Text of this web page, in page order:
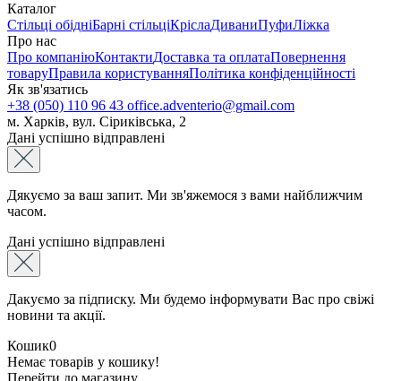
Каталог
Стільці обідніБарні стільціКріслаДиваниПуфиЛіжка
Про нас
Про компаніюКонтактиДоставка та оплатаПовернення
товаруПравила користуванняПолітика конфіденційності
Як зв'язатись
+38 (050) 110 96 43 office.adventerio@gmail.com
м. Харків, вул. Сіриківська, 2
Дані успішно відправлені
Дякуємо за ваш запит. Ми зв'яжемося з вами найближчим
часом.
Дані успішно відправлені
Дакуємо за підписку. Ми будемо інформувати Вас про свіжі
новини та акції.
Кошик0
Немає товарів у кошику!
Перейти до магазину